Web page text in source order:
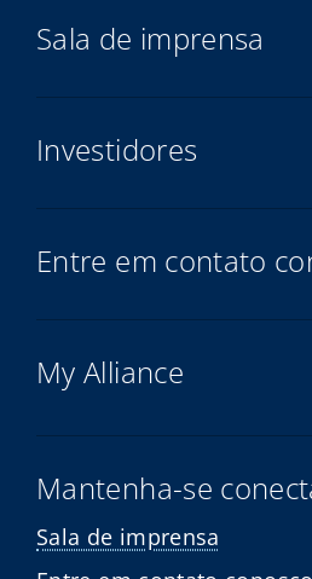
Sala de imprensa
Investidores
Entre em contato
My Alliance
Mantenha-se
Sala de imprensa